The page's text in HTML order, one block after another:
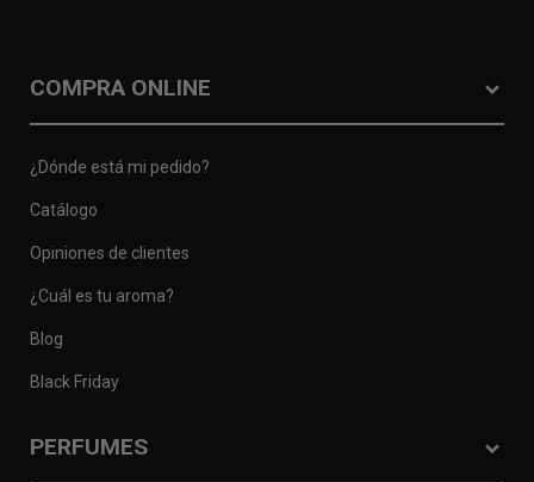
COMPRA ONLINE
¿Dónde está mi pedido?
Catálogo
Opiniones de clientes
¿Cuál es tu aroma?
Blog
Black Friday
PERFUMES